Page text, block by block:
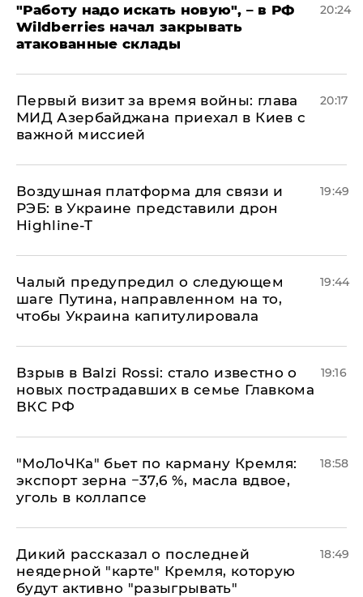
"Работу надо искать новую", – в РФ
Wildberries начал закрывать
атакованные склады
20:24
Первый визит за время войны: глава
МИД Азербайджана приехал в Киев с
важной миссией
20:17
Воздушная платформа для связи и
РЭБ: в Украине представили дрон
Highline-T
19:49
Чалый предупредил о следующем
шаге Путина, направленном на то,
чтобы Украина капитулировала
19:44
Взрыв в Balzi Rossi: стало известно о
новых пострадавших в семье Главкома
ВКС РФ
19:16
​"МоЛоЧКа" бьет по карману Кремля:
экспорт зерна −37,6 %, масла вдвое,
уголь в коллапсе
18:58
Дикий рассказал о последней
неядерной "карте" Кремля, которую
будут активно "разыгрывать"
18:49